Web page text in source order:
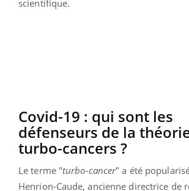
scientifique.
Covid-19 : qui sont les
défenseurs de la
turbo-cancers ?
Le terme "turbo-cancer" a été
Henrion-Caude, ancienne directrice de